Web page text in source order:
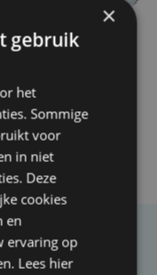
keer de Mont
×
gebruik
het
Sommige
voor
in niet
Deze
cookies
en
ervaring op
Lees hier